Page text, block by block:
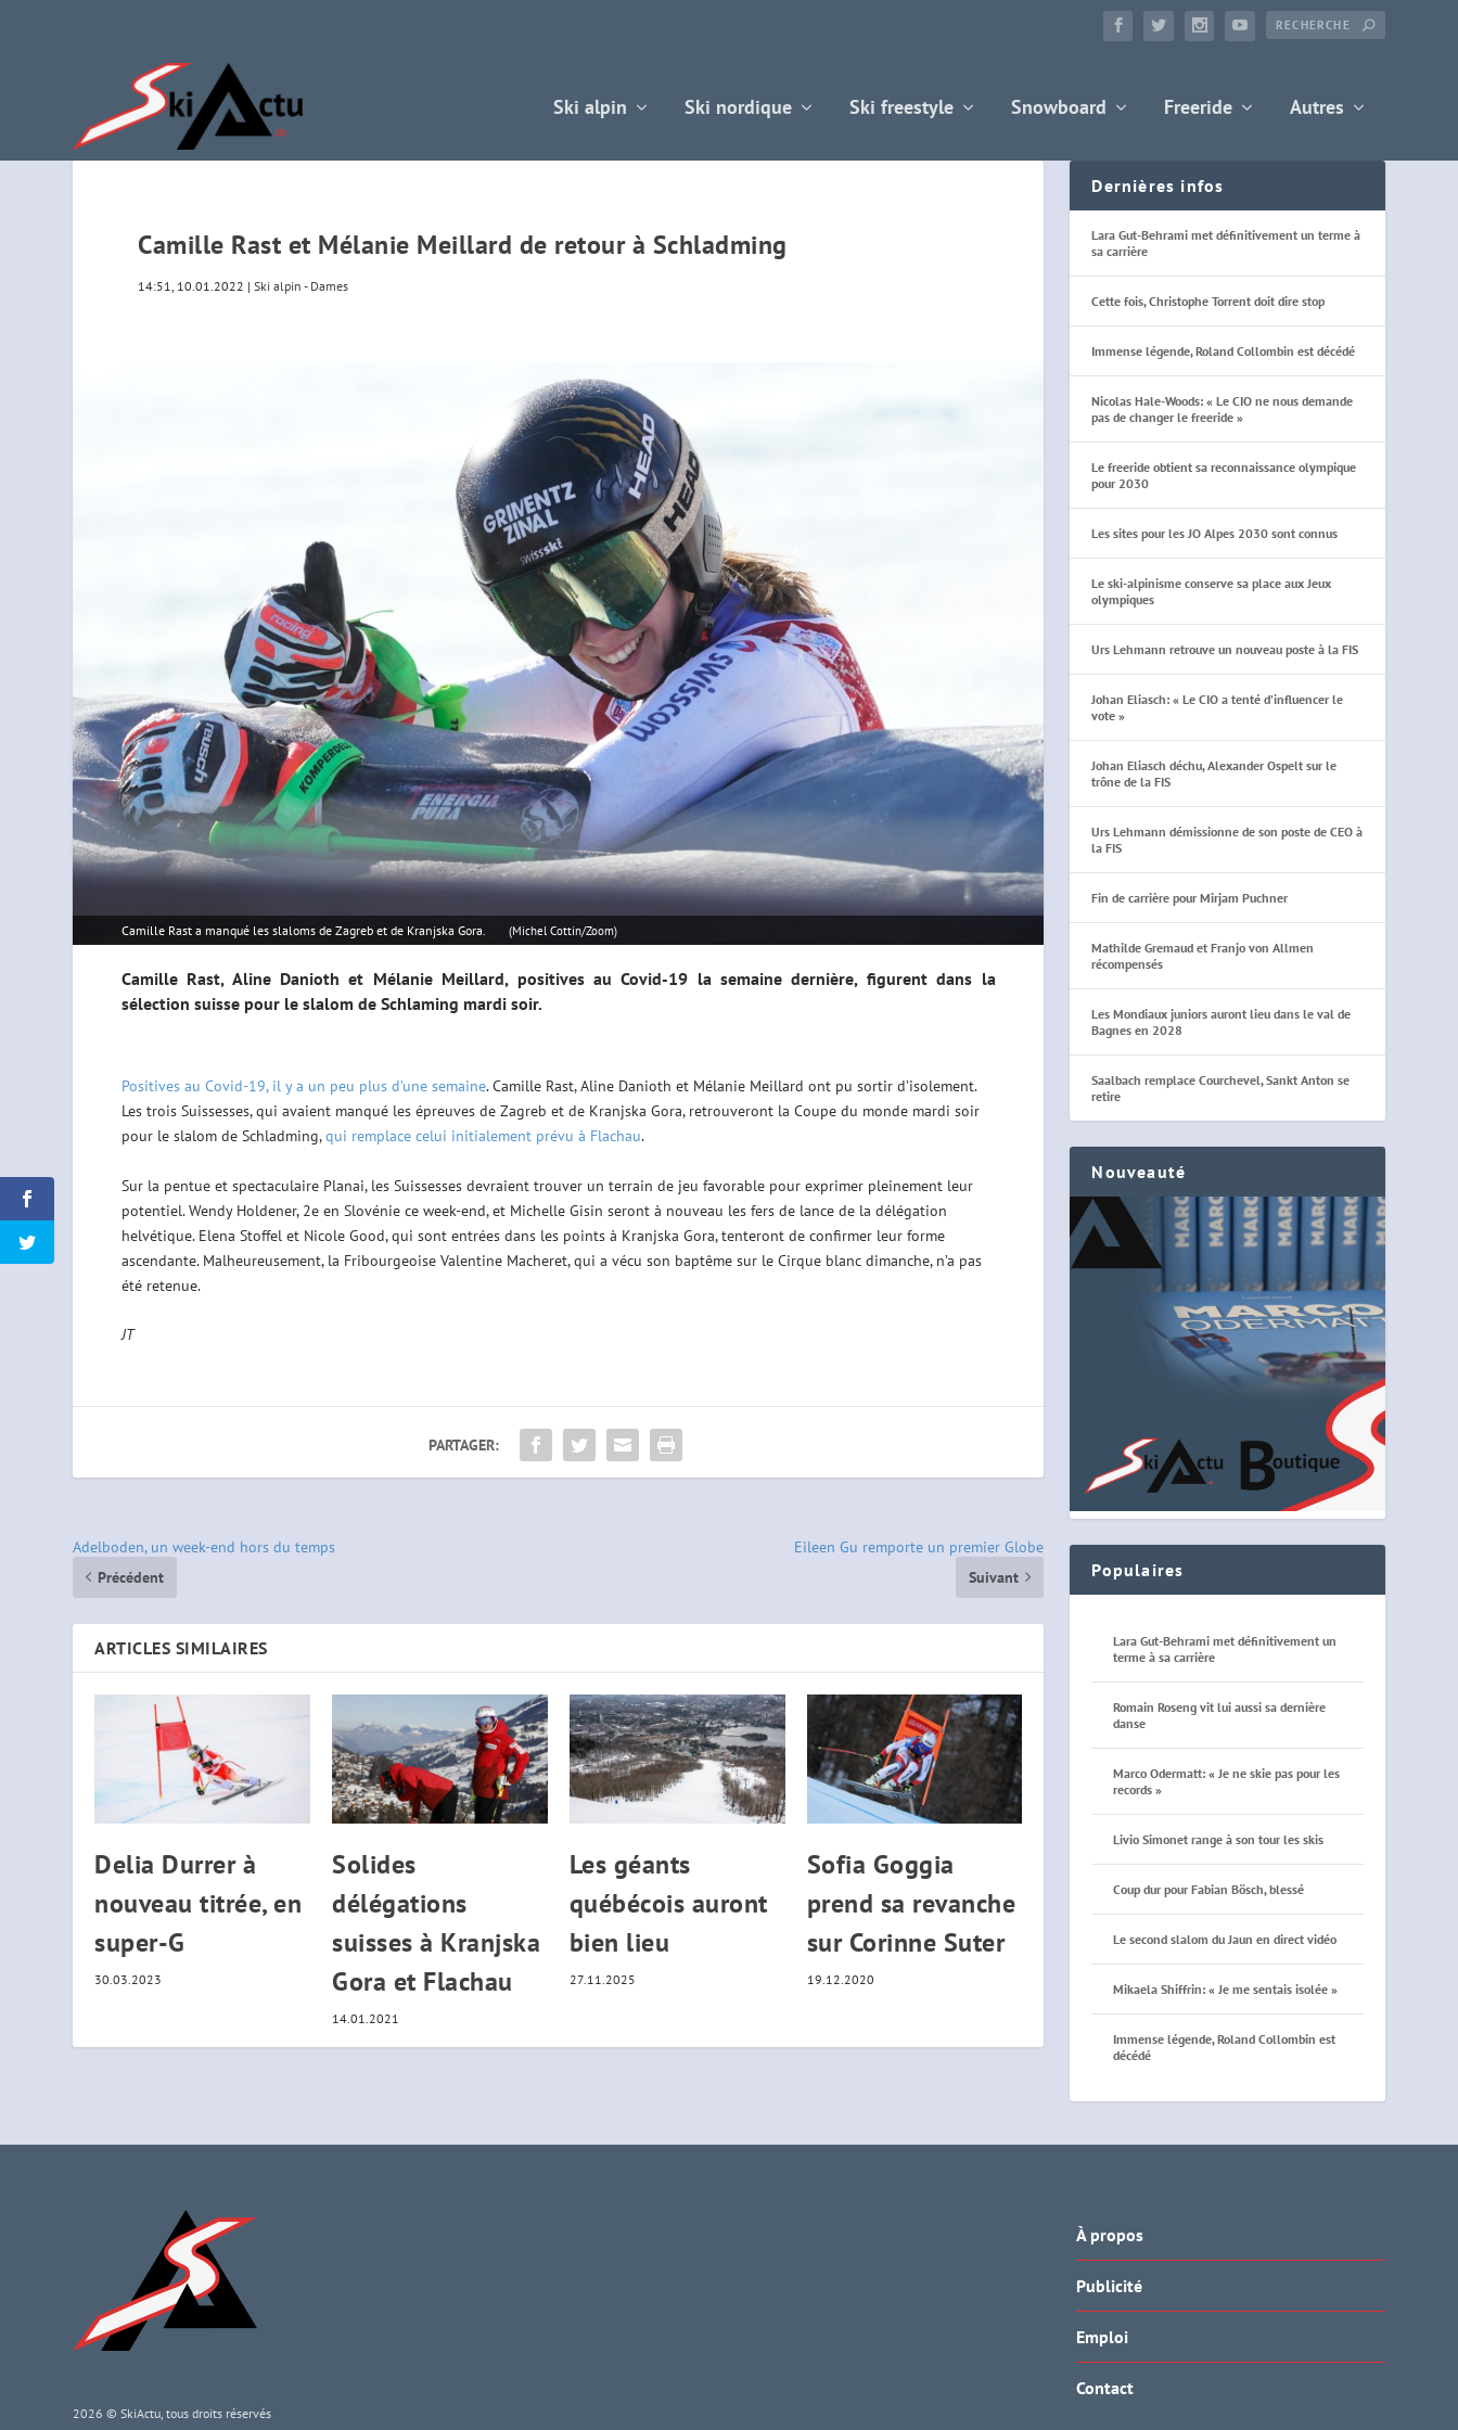
Ski alpin Ski nordique Ski freestyle Snowboard Freeride Autres
Camille Rast et Mélanie Meillard de retour à Schladming
14:51, 10.01.2022 |Ski alpin - Dames
Camille Rast a manqué les slaloms de Zagreb et de Kranjska Gora. (Michel Cottin/Zoom)
Camille Rast, Aline Danioth et Mélanie Meillard, positives au Covid-19 la semaine dernière, figurent dans la
sélection suisse pour le slalom de Schlaming mardi soir.
Positives au Covid-19, il y a un peu plus d’une semaine. Camille Rast, Aline Danioth et Mélanie Meillard ont pu sortir d’isolement.
Les trois Suissesses, qui avaient manqué les épreuves de Zagreb et de Kranjska Gora, retrouveront la Coupe du monde mardi soir
pour le slalom de Schladming,qui remplace celui initialement prévu à Flachau.
Sur la pentue et spectaculaire Planai, les Suissesses devraient trouver un terrain de jeu favorable pour exprimer pleinement leur
potentiel. Wendy Holdener, 2e en Slovénie ce week-end, et Michelle Gisin seront à nouveau les fers de lance de la délégation
helvétique. Elena Stoffel et Nicole Good, qui sont entrées dans les points à Kranjska Gora, tenteront de confirmer leur forme
ascendante. Malheureusement, la Fribourgeoise Valentine Macheret, qui a vécu son baptême sur le Cirque blanc dimanche, n’a pas
été retenue.
JT
PARTAGER:
Adelboden, un week-end hors du temps
Précédent
Eileen Gu remporte un premier Globe
Suivant
ARTICLES SIMILAIRES
Delia Durrer à
nouveau titrée, en
super-G
30.03.2023
Solides
délégations
suisses à Kranjska
Gora et Flachau
14.01.2021
Les géants
québécois auront
bien lieu
27.11.2025
Sofia Goggia
prend sa revanche
sur Corinne Suter
19.12.2020
Dernières infos
Lara Gut-Behrami met définitivement un terme à
sa carrière
Cette fois, Christophe Torrent doit dire stop
Immense légende, Roland Collombin est décédé
Nicolas Hale-Woods: « Le CIO ne nous demande
pas de changer le freeride »
Le freeride obtient sa reconnaissance olympique
pour 2030
Les sites pour les JO Alpes 2030 sont connus
Le ski-alpinisme conserve sa place aux Jeux
olympiques
Urs Lehmann retrouve un nouveau poste à la FIS
Johan Eliasch: « Le CIO a tenté d’influencer le
vote »
Johan Eliasch déchu, Alexander Ospelt sur le
trône de la FIS
Urs Lehmann démissionne de son poste de CEO à
la FIS
Fin de carrière pour Mirjam Puchner
Mathilde Gremaud et Franjo von Allmen
récompensés
Les Mondiaux juniors auront lieu dans le val de
Bagnes en 2028
Saalbach remplace Courchevel, Sankt Anton se
retire
Nouveauté
Populaires
Lara Gut-Behrami met définitivement un
terme à sa carrière
Romain Roseng vit lui aussi sa dernière
danse
Marco Odermatt: « Je ne skie pas pour les
records »
Livio Simonet range à son tour les skis
Coup dur pour Fabian Bösch, blessé
Le second slalom du Jaun en direct vidéo
Mikaela Shiffrin: « Je me sentais isolée »
Immense légende, Roland Collombin est
décédé
2026 © SkiActu, tous droits réservés
À propos
Publicité
Emploi
Contact